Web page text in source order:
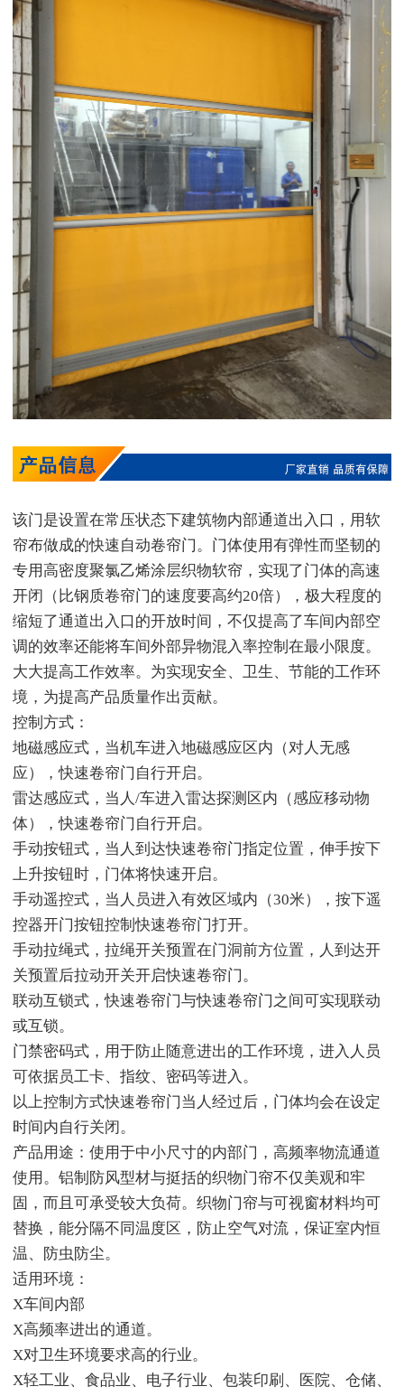
该门是设置在常压状态下建筑物内部通道出入口，用软
帘布做成的快速自动卷帘门。门体使用有弹性而坚韧的
专用高密度聚氯乙烯涂层织物软帘，实现了门体的高速
开闭（比钢质卷帘门的速度要高约20倍），极大程度的
缩短了通道出入口的开放时间，不仅提高了车间内部空
调的效率还能将车间外部异物混入率控制在最小限度。
大大提高工作效率。为实现安全、卫生、节能的工作环
境，为提高产品质量作出贡献。
控制方式：
地磁感应式，当机车进入地磁感应区内（对人无感
应），快速卷帘门自行开启。
雷达感应式，当人/车进入雷达探测区内（感应移动物
体），快速卷帘门自行开启。
手动按钮式，当人到达快速卷帘门指定位置，伸手按下
上升按钮时，门体将快速开启。
手动遥控式，当人员进入有效区域内（30米），按下遥
控器开门按钮控制快速卷帘门打开。
手动拉绳式，拉绳开关预置在门洞前方位置，人到达开
关预置后拉动开关开启快速卷帘门。
联动互锁式，快速卷帘门与快速卷帘门之间可实现联动
或互锁。
门禁密码式，用于防止随意进出的工作环境，进入人员
可依据员工卡、指纹、密码等进入。
以上控制方式快速卷帘门当人经过后，门体均会在设定
时间内自行关闭。
产品用途：使用于中小尺寸的内部门，高频率物流通道
使用。铝制防风型材与挺括的织物门帘不仅美观和牢
固，而且可承受较大负荷。织物门帘与可视窗材料均可
替换，能分隔不同温度区，防止空气对流，保证室内恒
温、防虫防尘。
适用环境：
X车间内部
X高频率进出的通道。
X对卫生环境要求高的行业。
X轻工业、食品业、电子行业、包装印刷、医院、仓储、